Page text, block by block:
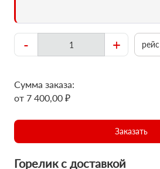
- + рейс
Сумма заказа:
от 7 400,00 ₽
Заказать
Горелик с доставкой